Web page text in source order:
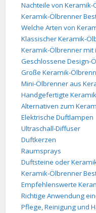
Nachteile von Keramik-
Keramik-Ölbrenner
Welche Arten von
Klassischer Keramik-
Keramik-Ölbrenner mit
Geschlossene Design-
Große Keramik-
Mini-Ölbrenner aus
Handgefertigte
Alternativen zum
Elektrische Duftlampen
Ultraschall-Diffuser
Duftkerzen
Raumsprays
Duftsteine oder
Keramik-Ölbrenner
Empfehlenswerte
Richtige Anwendung
Pflege, Reinigung und